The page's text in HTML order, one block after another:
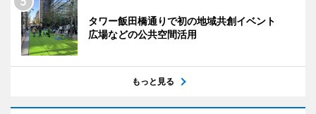
タワー飯田橋通りで初の地域共創イベント
広場などの公共空間活用
もっと見る